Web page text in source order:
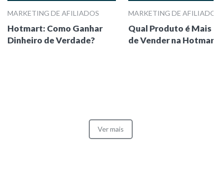
MARKETING DE AFILIADOS
Hotmart: Como Ganhar
Dinheiro de Verdade?
MARKETING DE AFILIADOS
Qual Produto é Mais
de Vender na
Ver mais